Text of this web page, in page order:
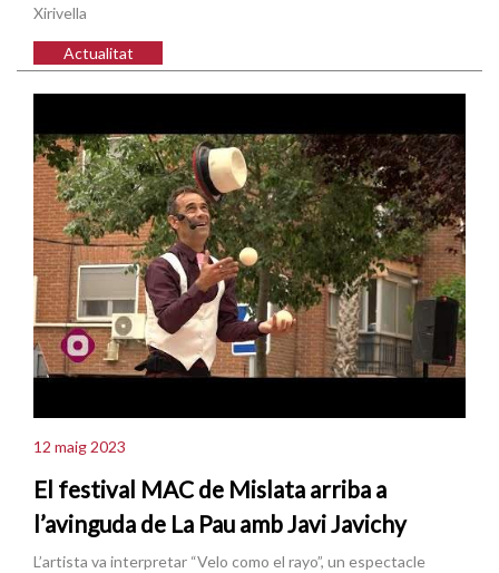
Xirivella
Actualitat
12 maig 2023
El festival MAC de Mislata arriba a
l’avinguda de La Pau amb Javi Javichy
L’artista va interpretar “Velo como el rayo”, un espectacle